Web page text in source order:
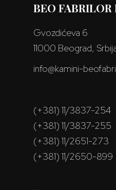
BEO FABRILOR
Gvozdićeva 6
11000 Beograd,
info@kamini-
(+381) 11/3837-254
(+381) 11/3837-255
(+381) 11/2651-273
(+381) 11/2650-899